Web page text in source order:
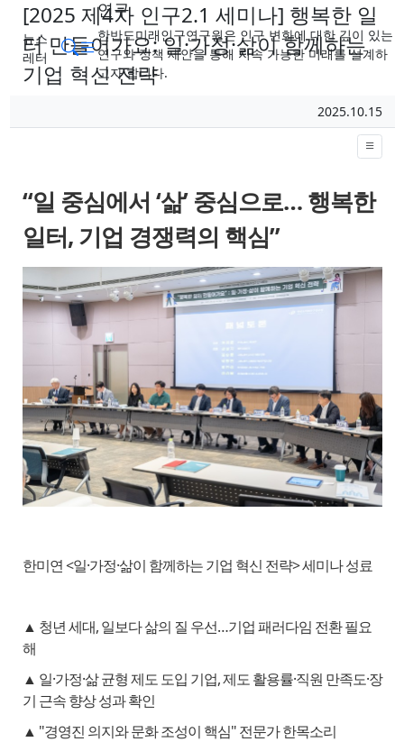
뉴스
레터
검색메뉴
연구
한반도미래인구연구원은 인구 변화에 대한 깊이 있는
연구와 정책 제안을 통해 지속 가능한 미래를 설계하
고자 합니다.
[2025 제4차 인구2.1 세미나] 행복한 일
터 만들어가요: 일·가정·삶이 함께하는
기업 혁신 전략
작성일
2025.10.15
“일 중심에서 ‘삶’ 중심으로…행복한
일터, 기업 경쟁력의 핵심”
한미연 <일·가정·삶이 함께하는 기업 혁신 전략> 세미나 성료
▲ 청년 세대, 일보다 삶의 질 우선…기업 패러다임 전환 필요
해
▲ 일·가정·삶 균형 제도 도입 기업, 제도 활용률·직원 만족도·장
기 근속 향상 성과 확인
▲ "경영진 의지와 문화 조성이 핵심" 전문가 한목소리